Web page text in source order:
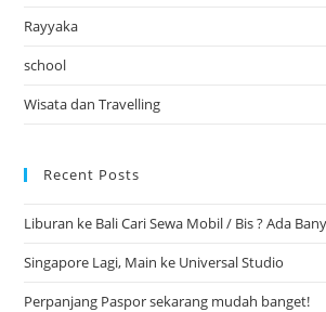
Rayyaka
school
Wisata dan Travelling
Recent Posts
Liburan ke Bali Cari Sewa Mobil / Bis ? Ada
Singapore Lagi, Main ke Universal Studio
Perpanjang Paspor sekarang mudah banget!